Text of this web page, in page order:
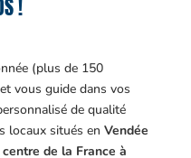
!
(plus de 150
vous guide dans vos
de qualité
locaux situés en Vendée
de la France à